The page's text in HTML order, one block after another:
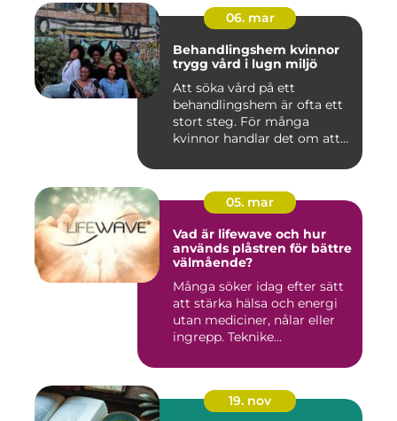
06. mar
Behandlingshem kvinnor
trygg vård i lugn miljö
Att söka vård på ett
behandlingshem är ofta ett
stort steg. För många
kvinnor handlar det om att
05. mar
Vad är lifewave och hur
används plåstren för bättre
välmående?
Många söker idag efter sätt
att stärka hälsa och energi
utan mediciner, nålar eller
ingrepp. Teknike...
19. nov